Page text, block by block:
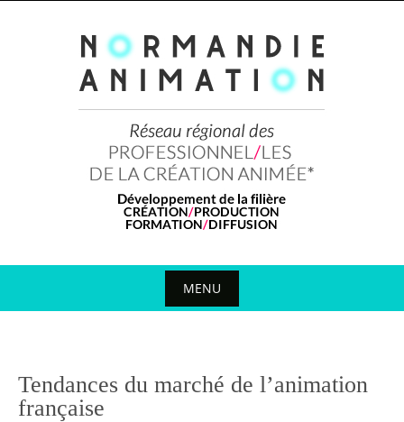
MENU
content
Tendances du marché de l’animation
française